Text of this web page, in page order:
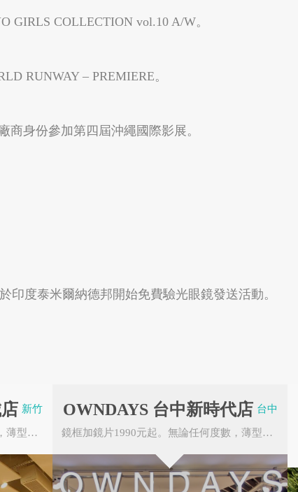
鎮 台中市中區
2016桃園地景藝術
節—憩桃工廠趣
雲朗觀光 承億文旅
COLLECTION vol.10 A/W。
RUNWAY – PREMIERE。
身份參加第四屆沖繩國際影展。
印度泰米爾納德邦開始免費驗光眼鏡發送活動。
新竹
鏡框加鏡片1990元起。無論任何度數，薄型非球面鏡片無需任何追加費用。OWNDAYS的眼鏡皆由本公...
OWNDAYS 台中新時代店 台中
鏡框加鏡片1990元起。無論任何度數，薄型非球面鏡片無需任何追加費用。OWNDAYS的眼鏡皆由本公...